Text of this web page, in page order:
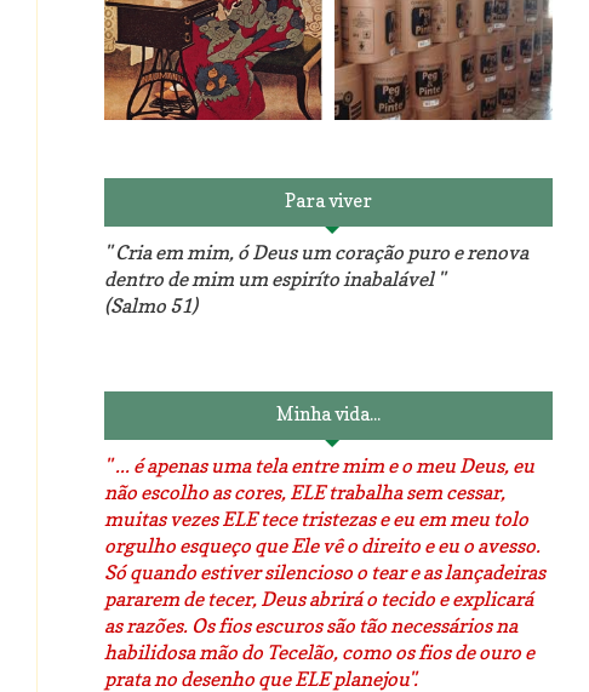
Reforma do sofá, agora é
em patchwork!
The Red Velvet !!! O Perfeito
Para viver
" Cria em mim, ó Deus um coração puro e renova
dentro de mim um espiríto inabalável "
(Salmo 51)
Minha vida...
" ... é apenas uma tela entre mim e o meu Deus, eu
não escolho as cores, ELE trabalha sem cessar,
muitas vezes ELE tece tristezas e eu em meu tolo
orgulho esqueço que Ele vê o direito e eu o avesso.
Só quando estiver silencioso o tear e as lançadeiras
pararem de tecer, Deus abrirá o tecido e explicará
as razões. Os fios escuros são tão necessários na
habilidosa mão do Tecelão, como os fios de ouro e
prata no desenho que ELE planejou".